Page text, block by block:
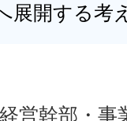
展開する考
営幹部・事